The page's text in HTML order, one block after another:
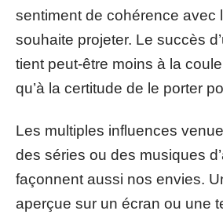
sentiment de cohérence avec
souhaite projeter. Le succès
tient peut-être moins à la
qu’à la certitude de le porter
Les multiples influences
des séries ou des musiques
façonnent aussi nos envies.
aperçue sur un écran ou une